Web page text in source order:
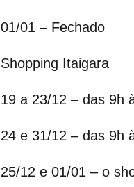
01/01 – Fechado
Shopping Itaigara
19 a 23/12 – das 9h
24 e 31/12 – das 9h
25/12 e 01/01 – o